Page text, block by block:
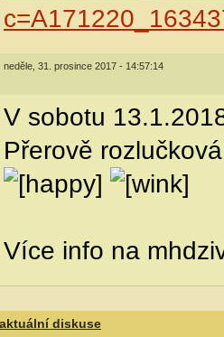
neděle, 31. prosince 2017 - 14:57:14
V sobotu
Přerově
Více info na
diskuse